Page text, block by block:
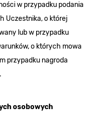
w przypadku podania
Uczestnika, o której
lub w przypadku
o których mowa
przypadku nagroda
osobowych